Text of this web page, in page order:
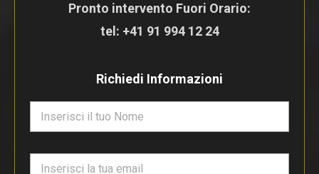
Pronto intervento Fuori Orario:
tel: +41 91 994 12 24
Richiedi Informazioni
m